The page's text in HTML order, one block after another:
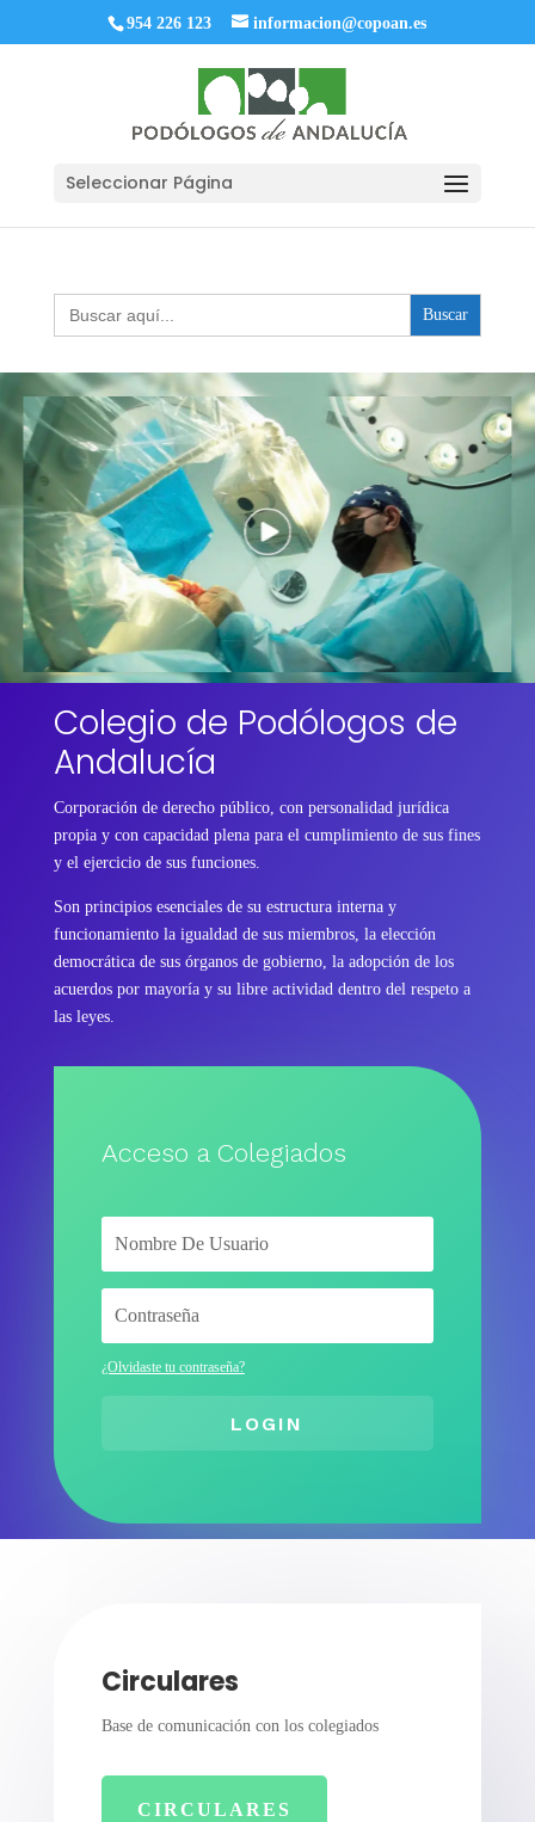
954 226 123 informacion@copoan.es
Seleccionar Página
Buscar:
Colegio de Podólogos de
Andalucía
Corporación de derecho público, con personalidad jurídica
propia y con capacidad plena para el cumplimiento de sus fines
y el ejercicio de sus funciones.
Son principios esenciales de su estructura interna y
funcionamiento la igualdad de sus miembros, la elección
democrática de sus órganos de gobierno, la adopción de los
acuerdos por mayoría y su libre actividad dentro del respeto a
las leyes.
Acceso a Colegiados
¿Olvidaste tu contraseña?
LOGIN
Circulares
Base de comunicación con los colegiados
CIRCULARES